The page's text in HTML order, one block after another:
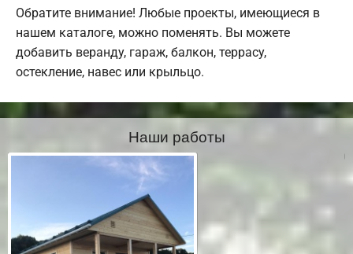
Обратите внимание! Любые проекты, имеющиеся в
нашем каталоге, можно поменять. Вы можете
добавить веранду, гараж, балкон, террасу,
остекление, навес или крыльцо.
Наши работы